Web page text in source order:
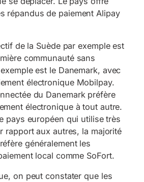
répandus de paiement Alipay
de la Suède par exemple est
communauté sans
est le Danemark, avec
électronique Mobilpay.
du Danemark préfère
électronique à tout autre.
pays européen qui utilise très
rapport aux autres, la majorité
généralement les
local comme SoFort.
on peut constater que les